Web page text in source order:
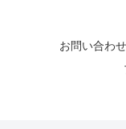
お問い合わせ